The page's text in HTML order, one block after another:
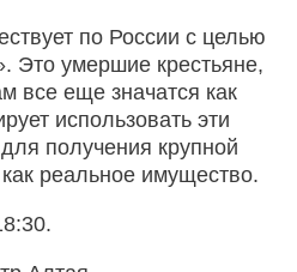
по России с целью
Это умершие крестьяне,
все еще значатся как
использовать эти
получения крупной
реальное имущество.